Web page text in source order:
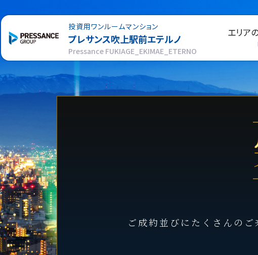
投資用ワンルームマンション
プレサンス吹上駅前エテルノ
Pressance FUKIAGE_EKIMAE_ETERNO
エリア
ご成約並びにたくさんの